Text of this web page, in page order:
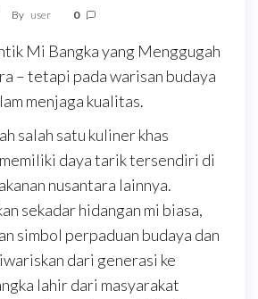
By user 0
Mi Bangka yang Menggugah
– tetapi pada warisan budaya
menjaga kualitas.
salah satu kuliner khas
daya tarik tersendiri di
nusantara lainnya.
sekadar hidangan mi biasa,
simbol perpaduan budaya dan
dari generasi ke
lahir dari masyarakat